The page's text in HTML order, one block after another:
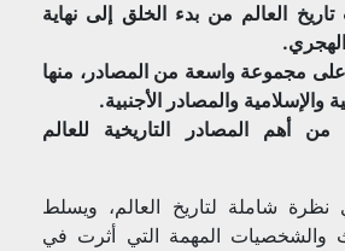
تاريخ العالم من بدء الخلق إلى نهاية
على مجموعة واسعة من المصادر، منها
والإسلامية والمصادر الأجنبية.
من أهم المصادر التاريخية للعالم
شاملة لتاريخ العالم، ويسلط
والشخصيات المهمة التي أثرت في